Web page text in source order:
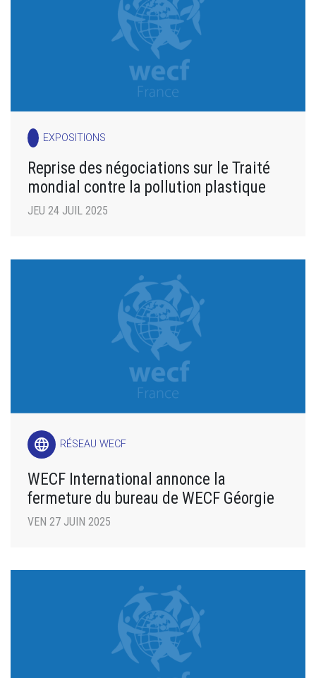
EXPOSITIONS
Reprise des négociations sur le Traité
mondial contre la pollution plastique
JEU 24 JUIL 2025
language RÉSEAU WECF
WECF International annonce la
fermeture du bureau de WECF Géorgie
VEN 27 JUIN 2025